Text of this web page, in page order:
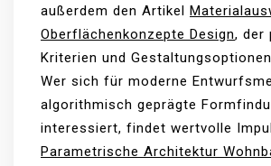
außerdem den Artikel
Oberflächenkonzepte Design, der
Kriterien und
Wer sich für moderne
algorithmisch geprägte
interessiert, findet wertvolle
Parametrische Architektur